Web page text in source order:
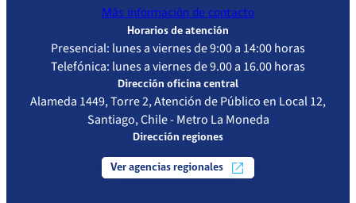
Más información de contacto
Horarios de atención
Presencial: lunes a viernes de 9:00 a 14:00 horas
Telefónica: lunes a viernes de 9.00 a 16.00 horas
Dirección oficina central
Alameda 1449, Torre 2, Atención de Público en Local 12,
Santiago, Chile - Metro La Moneda
Dirección regiones
Ver agencias regionales